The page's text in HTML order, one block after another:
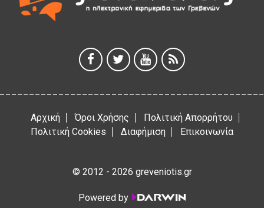
5 Αυγούστου 2026
5 Αυγούστου 2026
Αρχική Όροι Χρήσης
Πολιτική Απορρήτου
Πολιτική Cookies
Διαφήμιση Επικοινωνία
© 2012 - 2026 greveniotis.gr
Powered by